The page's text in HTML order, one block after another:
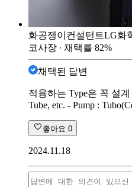
화공쟁이컨설턴트LG화
코사장 ∙ 채택률 82%
채택된 답변
적용하는 Type은 꼭 설
Tube, etc. - Pump :
좋아요 0
2024.11.18